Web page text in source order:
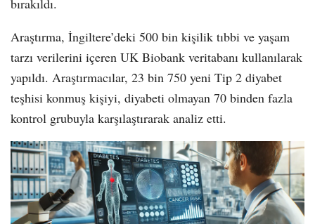
Araştırma, İngiltere’deki 500 bin kişilik tıbbi ve yaşam
tarzı verilerini içeren UK Biobank veritabanı kullanılarak
yapıldı. Araştırmacılar, 23 bin 750 yeni Tip 2 diyabet
teşhisi konmuş kişiyi, diyabeti olmayan 70 binden fazla
kontrol grubuyla karşılaştırarak analiz etti.